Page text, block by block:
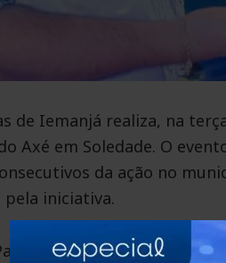
de Iemanjá realiza, na
Axé em Soledade. O
da ação no
iniciativa.
Tadeu de Oxalá, explicou